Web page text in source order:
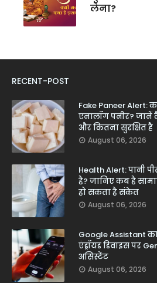
लेना?
RECENT-POST
Fake Paneer Alert:
एनालॉग पनीर?
और कितना सुरक्षित है
August 06, 2026
Health Alert: पानी
है? जानिए कब है
हो सकता है संकेत
August 06, 2026
Google Assistant
एंड्रॉयड डिवाइस पर
असिस्टेंट
August 06, 2026